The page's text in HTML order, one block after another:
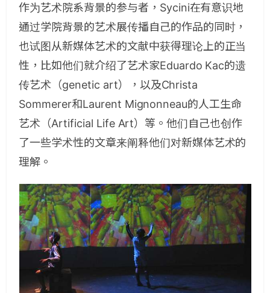
作为艺术院系背景的参与者，Sycini在有意识地
通过学院背景的艺术展传播自己的作品的同时，
也试图从新媒体艺术的文献中获得理论上的正当
性，比如他们就介绍了艺术家Eduardo Kac的遗
传艺术（genetic art），以及Christa
Sommerer和Laurent Mignonneau的人工生命
艺术（Artificial Life Art）等。他们自己也创作
了一些学术性的文章来阐释他们对新媒体艺术的
理解。